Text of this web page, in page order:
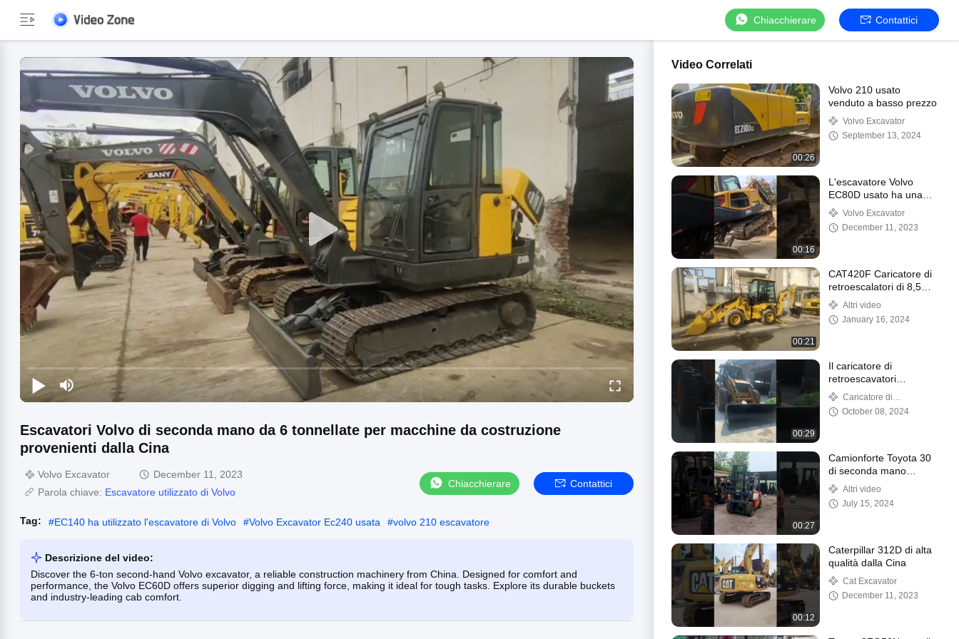
Chiacchierare Contattici
Escavatori Volvo di seconda mano da 6 tonnellate per macchine da costruzione
provenienti dalla Cina
Volvo Excavator
December 11, 2023
Parola chiave: Escavatore utilizzato di Volvo
Chiacchierare Contattici
Tag: #EC140 ha utilizzato l'escavatore di Volvo #Volvo Excavator Ec240 usata #volvo 210 escavatore
Descrizione del video:
Discover the 6-ton second-hand Volvo excavator, a reliable construction machinery from China. Designed for comfort and
performance, the Volvo EC60D offers superior digging and lifting force, making it ideal for tough tasks. Explore its durable buckets
and industry-leading cab comfort.
Video Correlati
00:26
Volvo 210 usato
venduto a basso prezzo
Volvo Excavator
September 13, 2024
00:16
L'escavatore Volvo
EC80D usato ha una
buona qualità e un
prezzo accessibile
Volvo Excavator
December 11, 2023
00:21
CAT420F Caricatore di
retroescalatori di 8,5
tonnellate
Altri video
January 16, 2024
00:29
Il caricatore di
retroescavatori
CAT430F ha eccellenti
capacità di scavo e
carico
Caricatore di
retroescalatore
October 08, 2024
00:27
Camionforte Toyota 30
di seconda mano
Macchine e attrezzature
per la costruzione
Altri video
July 15, 2024
00:12
Caterpillar 312D di alta
qualità dalla Cina
Cat Excavator
December 11, 2023